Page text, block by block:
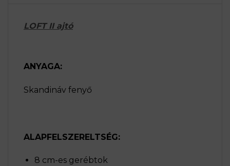
LOFT II ajtó
ANYAGA:
Skandináv fenyő
ALAPFELSZERELTSÉG:
8 cm-es gerébtok